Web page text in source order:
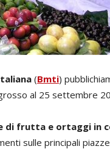
(Bmti)
al 25 settembre
di frutta e ortaggi in
sulle principali